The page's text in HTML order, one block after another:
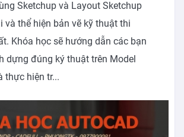
Sketchup và Layout Sketchup
và thể hiện bản vẽ kỹ thuật thi
Khóa học sẽ hướng dẫn các bạn
dựng đúng ký thuật trên Model
thực hiện tr...